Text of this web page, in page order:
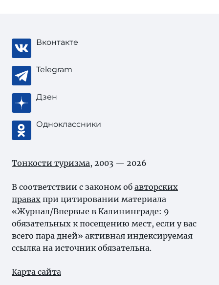
Вконтакте
Telegram
Дзен
Одноклассники
Тонкости туризма, 2003 — 2026
В соответствии с законом об авторских
правах при цитировании материала
«Журнал/Впервые в Калининграде: 9
обязательных к посещению мест, если у вас
всего пара дней» активная индексируемая
ссылка на источник обязательна.
Карта сайта